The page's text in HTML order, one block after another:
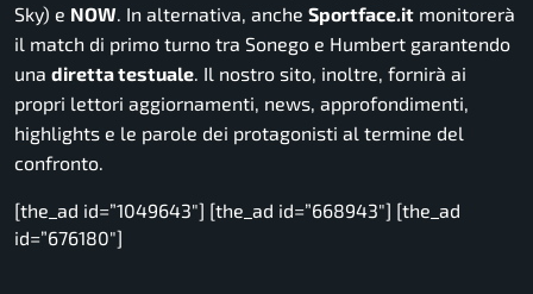
Sky) e NOW . In alternativa, anche Sportface.it monitorerà
il match di primo turno tra Sonego e Humbert garantendo
una diretta testuale . Il nostro sito, inoltre, fornirà ai
propri lettori aggiornamenti, news, approfondimenti,
highlights e le parole dei protagonisti al termine del
confronto.
[the_ad id=”1049643″] [the_ad id=”668943″] [the_ad
id=”676180″]